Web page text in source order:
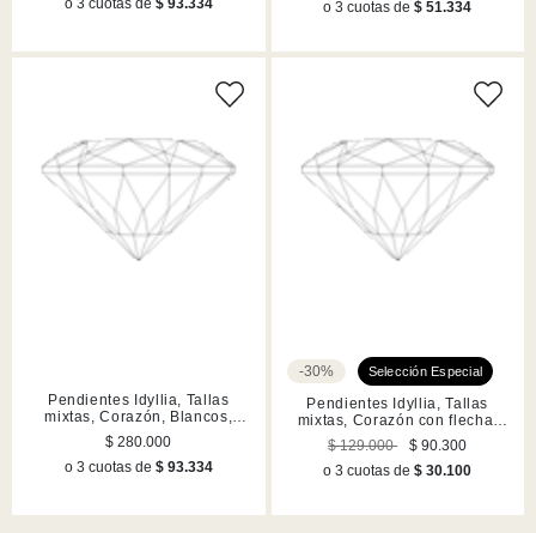
o 3 cuotas de $ 93.334 o 3 cuotas de$ 51.334
Pendientes Idyllia, Tallas
mixtas, Corazón, Blancos,
Acabado en tono oro
$ 280.000
o 3 cuotas de $ 93.334
-30%
Pendientes Idyllia, Tallas
mixtas, Corazón con flecha,
Blancos, Acabado en tono oro
$ 129.000
$ 90.300
o 3 cuotas de$ 30.100